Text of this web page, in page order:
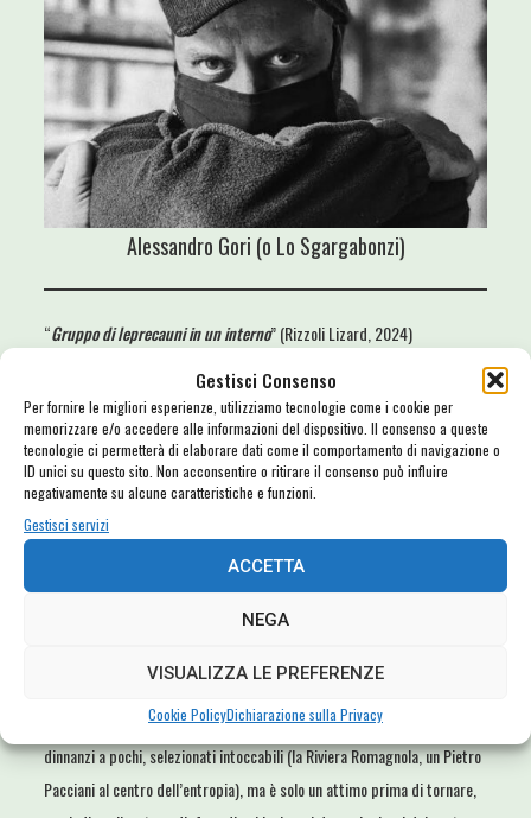
Gestisci Consenso
Per fornire le migliori esperienze, utilizziamo tecnologie come i cookie per
memorizzare e/o accedere alle informazioni del dispositivo. Il consenso a queste
tecnologie ci permetterà di elaborare dati come il comportamento di navigazione o
ID unici su questo sito. Non acconsentire o ritirare il consenso può influire
negativamente su alcune caratteristiche e funzioni.
Gestisci servizi
ACCETTA
NEGA
VISUALIZZA LE PREFERENZE
Cookie PolicyDichiarazione sulla Privacy
Alessandro Gori (o Lo Sgargabonzi)
“Gruppo di leprecauni in un interno” (Rizzoli Lizard, 2024)
Il leprecauno è presto detto: gnomo di importazione, ex agente del caos
oggi imbolsito dal folklore, pacificato ma non meno scalpicciante, tutto
panciotti, barbe a elastico e pipe in bruyèère.
Il leprecauno moderno pare fatto apposta per essere snidato – sono
schicchera, come briciole da un tavolaccio. Considerate il presente
testo, quindi, un agevole manuale di caccia.
torna affamato di sfaceli con un grappolo di racconti mai così
social, ristoratori romani e oncologi sul triclinio. Si arresta galantuomo
dinnanzi a pochi, selezionati intoccabili (la Riviera Romagnola, un Pietro
Pacciani al centro dell’entropia), ma è solo un attimo prima di tornare,